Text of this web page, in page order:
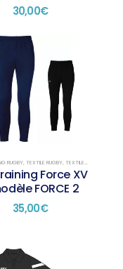
30,00€
RUGBY, TEXTILE RUGBY, TEXTILE RUGBY TRAINING
Force XV
FORCE 2
35,00€